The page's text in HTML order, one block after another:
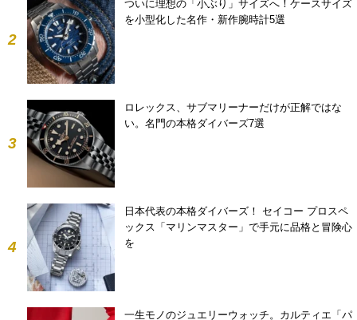
2
ついに理想の「小ぶり」サイズへ！ケースサイズ
を小型化した名作・新作腕時計5選
3
ロレックス、サブマリーナーだけが正解ではな
い。名門の本格ダイバーズ7選
4
日本代表の本格ダイバーズ！ セイコー プロスペ
ックス「マリンマスター」で手元に品格と冒険心
を
一生モノのジュエリーウォッチ。カルティエ「パ